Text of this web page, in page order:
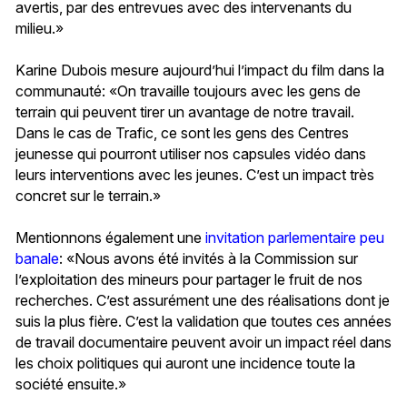
avertis, par des entrevues avec des intervenants du
milieu.»
Karine Dubois mesure aujourd’hui l’impact du film dans la
communauté: «On travaille toujours avec les gens de
terrain qui peuvent tirer un avantage de notre travail.
Dans le cas de Trafic, ce sont les gens des Centres
jeunesse qui pourront utiliser nos capsules vidéo dans
leurs interventions avec les jeunes. C’est un impact très
concret sur le terrain.»
Mentionnons également une invitation parlementaire peu
banale: «Nous avons été invités à la Commission sur
l’exploitation des mineurs pour partager le fruit de nos
recherches. C’est assurément une des réalisations dont je
suis la plus fière. C’est la validation que toutes ces années
de travail documentaire peuvent avoir un impact réel dans
les choix politiques qui auront une incidence toute la
société ensuite.»